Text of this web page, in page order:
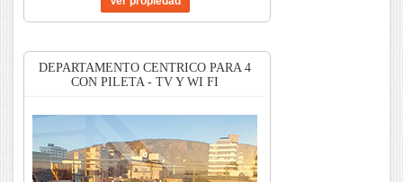
DEPARTAMENTO CENTRICO PARA 4
CON PILETA - TV Y WI FI